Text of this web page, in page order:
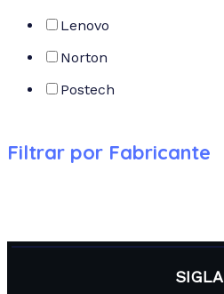
Lenovo
Norton
Postech
Filtrar por Fabricante
SIGLA